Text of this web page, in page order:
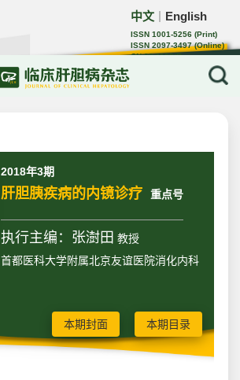
中文 English
ISSN 1001-5256 (Print)
ISSN 2097-3497 (Online)
CN 22-1108/R
2018年3期
肝胆胰疾病的内镜诊疗 重点号
执行主编：张澍田 教授
首都医科大学附属北京友谊医院消化内科
本期封面 本期目录